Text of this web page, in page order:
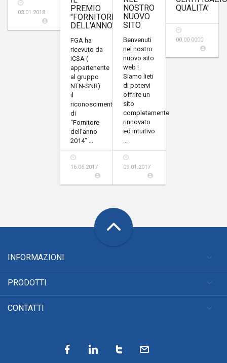
03.01.2018
PREMIO
"FORNITORE
DELL'ANNO"
FGA ha
ricevuto da
ICSA (
appartenente
al gruppo
NTN-SNR)
il
riconoscimento
di
“Fornitore
dell’anno
2014” ...
16.06.2017
NOSTRO
NUOVO
SITO
Benvenuti
nel nostro
nuovo sito
web !
Siamo lieti
di potervi
offrire un
sito
completamente
rinnovato
ed intuitivo
...
09.01.2017
QUALITA'
00.00.0000
INFORMAZIONI
PRODOTTI
CONTATTI